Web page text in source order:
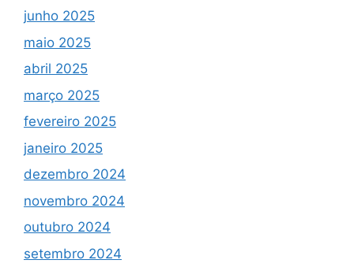
junho 2025
maio 2025
abril 2025
março 2025
fevereiro 2025
janeiro 2025
dezembro 2024
novembro 2024
outubro 2024
setembro 2024